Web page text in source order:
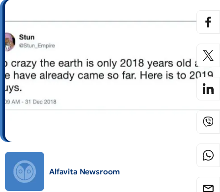
Alfavita Newsroom